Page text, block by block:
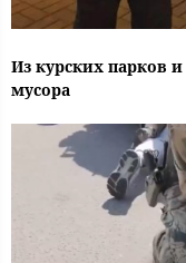
Из курских парков
мусора